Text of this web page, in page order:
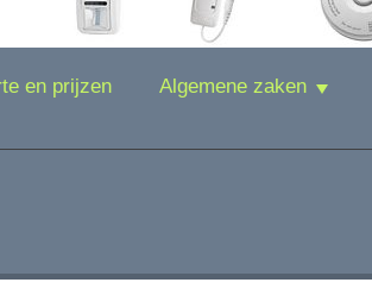
en prijzen Algemene zaken